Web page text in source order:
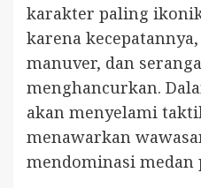
karakter paling
karena
manuver, dan
menghancurkan.
akan menyelami
menawarkan
mendominasi medan